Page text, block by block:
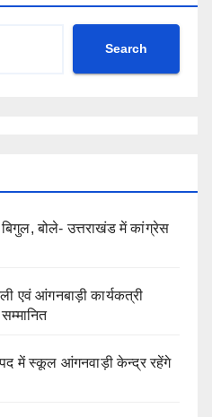
Search
बोले- उत्तराखंड में कांग्रेस
एवं आंगनबाड़ी कार्यकत्री
में स्कूल आंगनवाड़ी केन्द्र रहेंगे